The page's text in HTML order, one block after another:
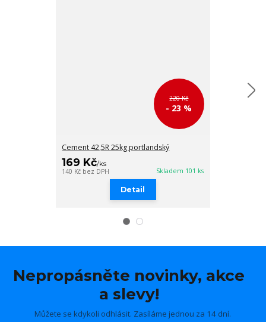
220 Kč
- 23 %
Cement 42,5R 25kg portlandský
169 Kč/ks
140 Kč bez DPH Skladem 101 ks
Detail
Nepropásněte novinky, akce
a slevy!
Můžete se kdykoli odhlásit. Zasíláme jednou za 14 dní.